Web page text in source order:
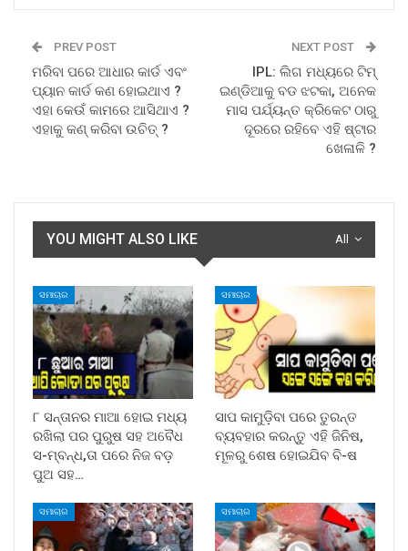
PREV POST
ମରିବା ପରେ ଆଧାର କାର୍ଡ ଏବଂ
ପ୍ୟାନ କାର୍ଡ କଣ ହୋଇଥାଏ ?
ଏହା କେଉଁ କାମରେ ଆସିଥାଏ ?
ଏହାକୁ କଣ୍ କରିବା ଉଚିତ୍ ?
NEXT POST
IPL: ଲିଗ ମଧ୍ୟରେ ଟିମ୍
ଇଣ୍ଡିଆକୁ ବଡ ଝଟକା, ଅନେକ
ମାସ ପର୍ଯ୍ୟନ୍ତ କ୍ରିକେଟ ଠାରୁ
ଦୂରରେ ରହିବେ ଏହି ଷ୍ଟାର
ଖେଳାଳି ?
All
YOU MIGHT ALSO LIKE
ସମାଚାର
୮ ସନ୍ତାନର ମାଆ ହୋଇ ମଧ୍ୟ
ରଖିଲା ପର ପୁରୁଷ ସହ ଅବୈଧ
ସ-ମ୍ବନ୍ଧ,ତା ପରେ ନିଜ ବଡ଼
ପୁଅ ସହ…
ସମାଚାର
ସାପ କାମୁଡ଼ିବା ପରେ ତୁରନ୍ତ
ବ୍ୟବହାର କରନ୍ତୁ ଏହି ଜିନିଷ,
ମୂଳରୁ ଶେଷ ହୋଇଯିବ ବି-ଷ
ସମାଚାର ସମାଚାର